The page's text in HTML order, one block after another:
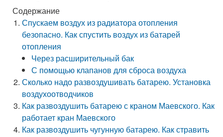
Содержание
Спускаем воздух из радиатора отопления
безопасно. Как спустить воздух из батарей
отопления
Через расширительный бак
С помощью клапанов для сброса воздуха
Сколько надо развоздушивать батарею. Установка
воздухоотводчиков
Как развоздушить батарею с краном Маевского. Как
работает кран Маевского
Как развоздушить чугунную батарею. Как стравить